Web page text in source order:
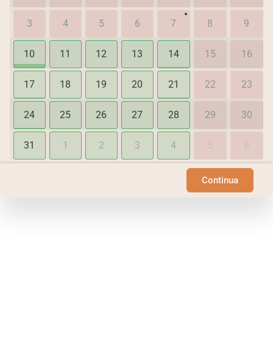
3 4 5 6 7 8 9
10 11 12 13 14 15 16
17 18 19 20 21 22 23
24 25 26 27 28 29 30
31 1 2 3 4 5 6
Continua